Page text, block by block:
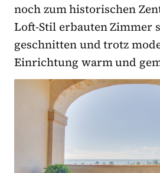
noch zum historischen
Loft-Stil erbauten Zimmer
geschnitten und trotz
Einrichtung warm und